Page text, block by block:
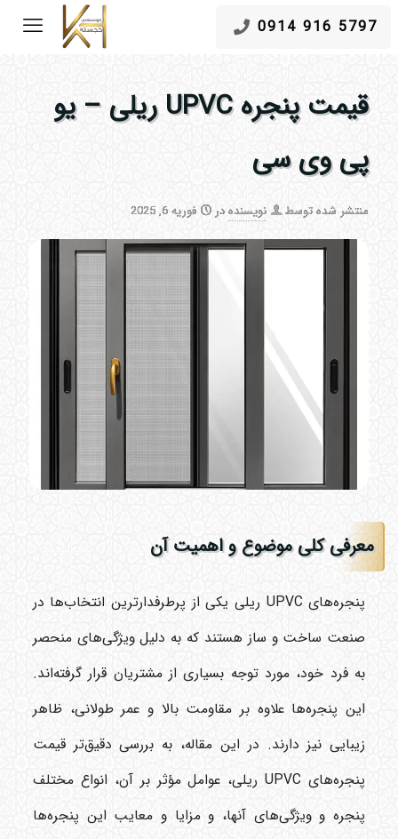
5797 916 0914
قیمت پنجره UPVC ریلی – یو
پی وی سی
منتشر شده توسط نویسندهدر فوریه 6, 2025
معرفی کلی موضوع و اهمیت آن
پنجره‌های UPVC ریلی یکی از پرطرفدارترین انتخاب‌ها در
صنعت ساخت و ساز هستند که به دلیل ویژگی‌های منحصر
به فرد خود، مورد توجه بسیاری از مشتریان قرار گرفته‌اند.
این پنجره‌ها علاوه بر مقاومت بالا و عمر طولانی، ظاهر
زیبایی نیز دارند. در این مقاله، به بررسی دقیق‌تر قیمت
پنجره‌های UPVC ریلی، عوامل مؤثر بر آن، انواع مختلف
پنجره و ویژگی‌های آنها، و مزایا و معایب این پنجره‌ها